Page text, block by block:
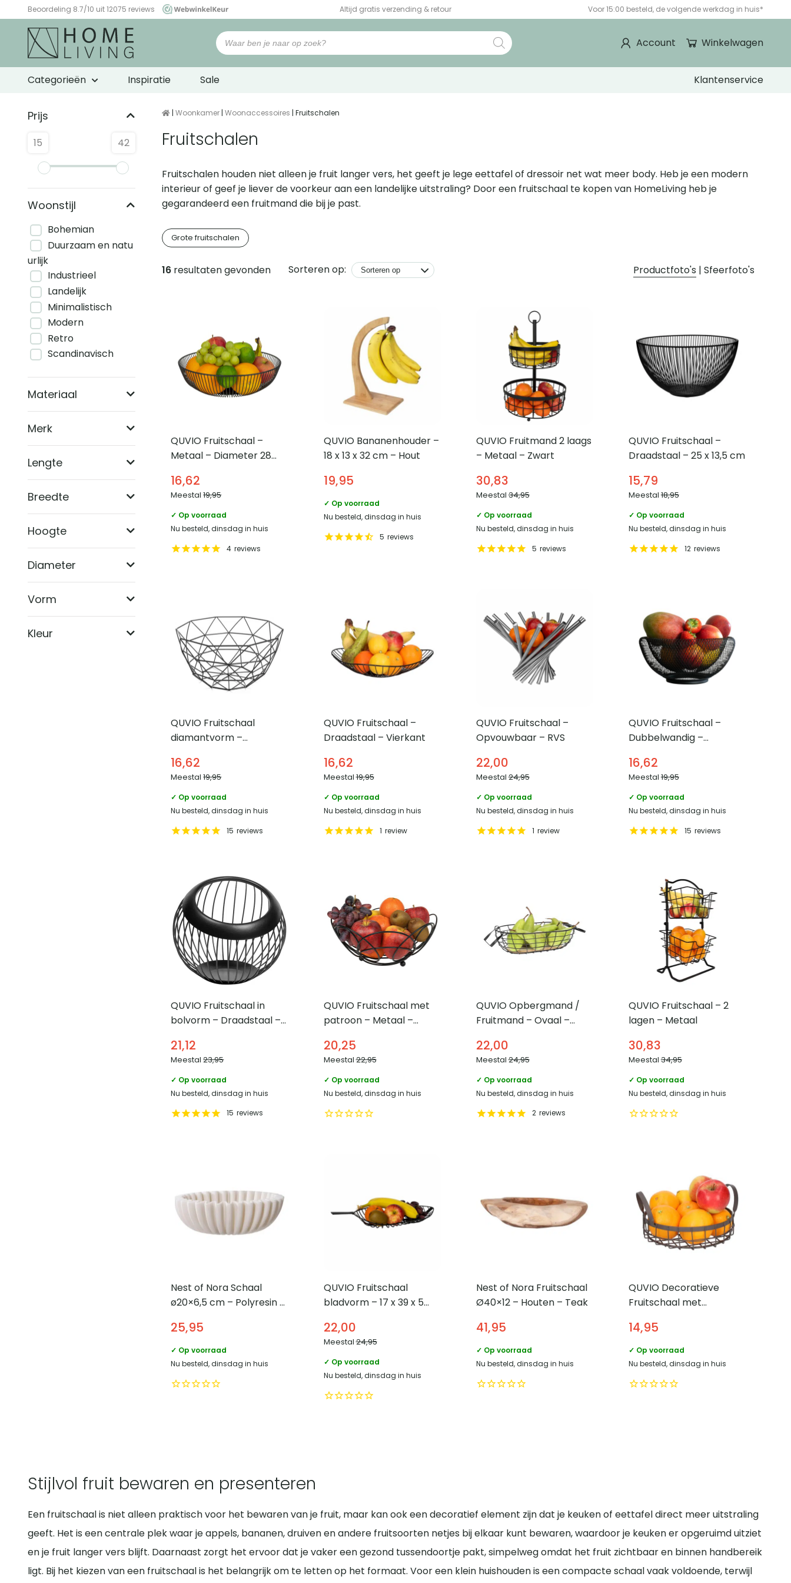
Beoordeling 8.7/10 uit 12075 reviews
WebwinkelKeur
Altijd gratis verzending & retour Voor 15:00 besteld, de volgende werkdag in huis*
Winkelwagen
Account
Categorieën Inspiratie Sale Klantenservice
|Woonkamer |Woonaccessoires | Fruitschalen
Fruitschalen
Fruitschalen houden niet alleen je fruit langer vers, het geeft je lege eettafel of dressoir net wat meer body. Heb je een modern
interieur of geef je liever de voorkeur aan een landelijke uitstraling? Door een fruitschaal te kopen van HomeLiving heb je
gegarandeerd een fruitmand die bij je past.
Grote fruitschalen
Producten
16 resultaten gevonden Sorteren op: Productfoto's | Sfeerfoto's
QUVIO Fruitschaal –
Metaal – Diameter 28
16,62
Meestal19,95
✓ Op voorraad
Nu besteld, dinsdag in huis
4 reviews
QUVIO Bananenhouder –
18 x 13 x 32 cm – Hout
19,95
✓ Op voorraad
Nu besteld, dinsdag in huis
5 reviews
QUVIO Fruitmand 2 laags
– Metaal – Zwart
30,83
Meestal34,95
✓ Op voorraad
Nu besteld, dinsdag in huis
5 reviews
QUVIO Fruitschaal –
Draadstaal – 25 x 13,5 cm
15,79
Meestal18,95
✓ Op voorraad
Nu besteld, dinsdag in huis
12 reviews
QUVIO Fruitschaal
diamantvorm –
cm
16,62
Meestal19,95
✓ Op voorraad
Nu besteld, dinsdag in huis
15 reviews
QUVIO Fruitschaal –
Draadstaal – Vierkant
16,62
Meestal19,95
✓ Op voorraad
Nu besteld, dinsdag in huis
1 review
QUVIO Fruitschaal –
Opvouwbaar – RVS
22,00
Meestal24,95
✓ Op voorraad
Nu besteld, dinsdag in huis
1 review
QUVIO Fruitschaal –
Dubbelwandig –
16,62
Meestal19,95
✓ Op voorraad
Nu besteld, dinsdag in huis
15 reviews
QUVIO Fruitschaal in
bolvorm – Draadstaal –
21,12
Meestal23,95
✓ Op voorraad
Nu besteld, dinsdag in huis
15 reviews
QUVIO Fruitschaal met
patroon – Metaal –
20,25
Meestal22,95
✓ Op voorraad
Nu besteld, dinsdag in huis
QUVIO Opbergmand /
Fruitmand – Ovaal –
22,00
Meestal24,95
✓ Op voorraad
Nu besteld, dinsdag in huis
2 reviews
QUVIO Fruitschaal – 2
lagen – Metaal
30,83
Meestal34,95
✓ Op voorraad
Nu besteld, dinsdag in huis
Nest of Nora Schaal
ø20×6,5 cm – Polyresin –
25,95
✓ Op voorraad
Nu besteld, dinsdag in huis
QUVIO Fruitschaal
bladvorm – 17 x 39 x 5
22,00
Meestal24,95
✓ Op voorraad
Nu besteld, dinsdag in huis
Nest of Nora Fruitschaal
Ø40×12 – Houten – Teak
41,95
✓ Op voorraad
Nu besteld, dinsdag in huis
QUVIO Decoratieve
Fruitschaal met
Bruin – Ø 20 cm
14,95
✓ Op voorraad
Nu besteld, dinsdag in huis
Prijs
15 42
Woonstijl
Bohemian
Duurzaam en natu
urlijk
Industrieel
Landelijk
Minimalistisch
Modern
Retro
Scandinavisch
Materiaal
Merk
Lengte
Breedte
Hoogte
Diameter
Vorm
Kleur
Stijlvol fruit bewaren en presenteren
Een fruitschaal is niet alleen praktisch voor het bewaren van je fruit, maar kan ook een decoratief element zijn dat je keuken of eettafel direct meer uitstraling
geeft. Het is een centrale plek waar je appels, bananen, druiven en andere fruitsoorten netjes bij elkaar kunt bewaren, waardoor je keuken er opgeruimd uitziet
en je fruit langer vers blijft. Daarnaast zorgt het ervoor dat je vaker een gezond tussendoortje pakt, simpelweg omdat het fruit zichtbaar en binnen handbereik
ligt. Bij het kiezen van een fruitschaal is het belangrijk om te letten op het formaat. Voor een klein huishouden is een compacte schaal vaak voldoende, terwijl